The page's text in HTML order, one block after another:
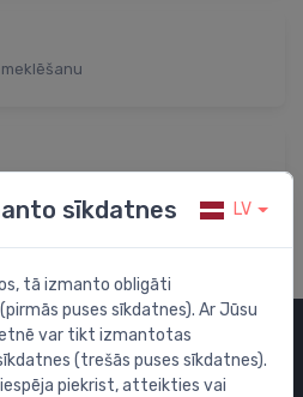
sīkdatnes LV
tā izmanto obligāti
puses sīkdatnes). Ar Jūsu
var tikt izmantotas
(trešās puses sīkdatnes).
piekrist, atteikties vai